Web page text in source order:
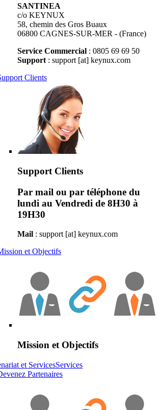
SANTINEA
c/o KEYNUX
58, chemin des Gros Buaux
06800 CAGNES-SUR-MER - (France)
Service Commercial : 0805 69 69 50
Support : support [at] keynux.com
Clients
Support Clients
Par mail ou par téléphone du
lundi au Vendredi de 8H30 à
19H30
Mail : support [at] keynux.com
et Objectifs
Mission et Objectifs
Services
Partenaires